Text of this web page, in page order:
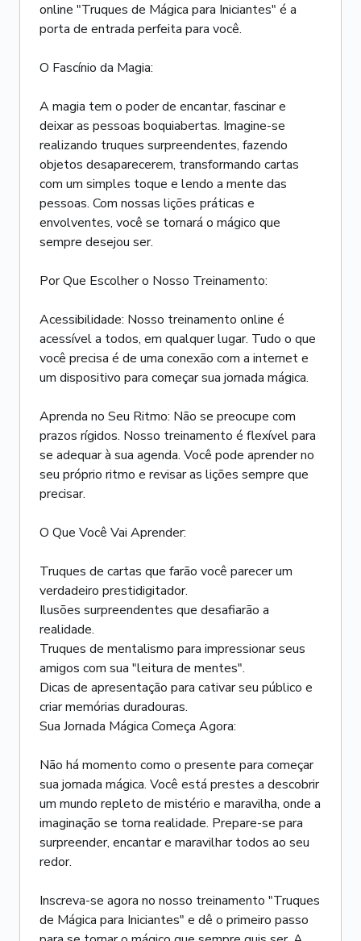
online "Truques de Mágica para Iniciantes" é a
porta de entrada perfeita para você.
O Fascínio da Magia:
A magia tem o poder de encantar, fascinar e
deixar as pessoas boquiabertas. Imagine-se
realizando truques surpreendentes, fazendo
objetos desaparecerem, transformando cartas
com um simples toque e lendo a mente das
pessoas. Com nossas lições práticas e
envolventes, você se tornará o mágico que
sempre desejou ser.
Por Que Escolher o Nosso Treinamento:
Acessibilidade: Nosso treinamento online é
acessível a todos, em qualquer lugar. Tudo o que
você precisa é de uma conexão com a internet e
um dispositivo para começar sua jornada mágica.
Aprenda no Seu Ritmo: Não se preocupe com
prazos rígidos. Nosso treinamento é flexível para
se adequar à sua agenda. Você pode aprender no
seu próprio ritmo e revisar as lições sempre que
precisar.
O Que Você Vai Aprender:
Truques de cartas que farão você parecer um
verdadeiro prestidigitador.
Ilusões surpreendentes que desafiarão a
realidade.
Truques de mentalismo para impressionar seus
amigos com sua "leitura de mentes".
Dicas de apresentação para cativar seu público e
criar memórias duradouras.
Sua Jornada Mágica Começa Agora:
Não há momento como o presente para começar
sua jornada mágica. Você está prestes a descobrir
um mundo repleto de mistério e maravilha, onde a
imaginação se torna realidade. Prepare-se para
surpreender, encantar e maravilhar todos ao seu
redor.
Inscreva-se agora no nosso treinamento "Truques
de Mágica para Iniciantes" e dê o primeiro passo